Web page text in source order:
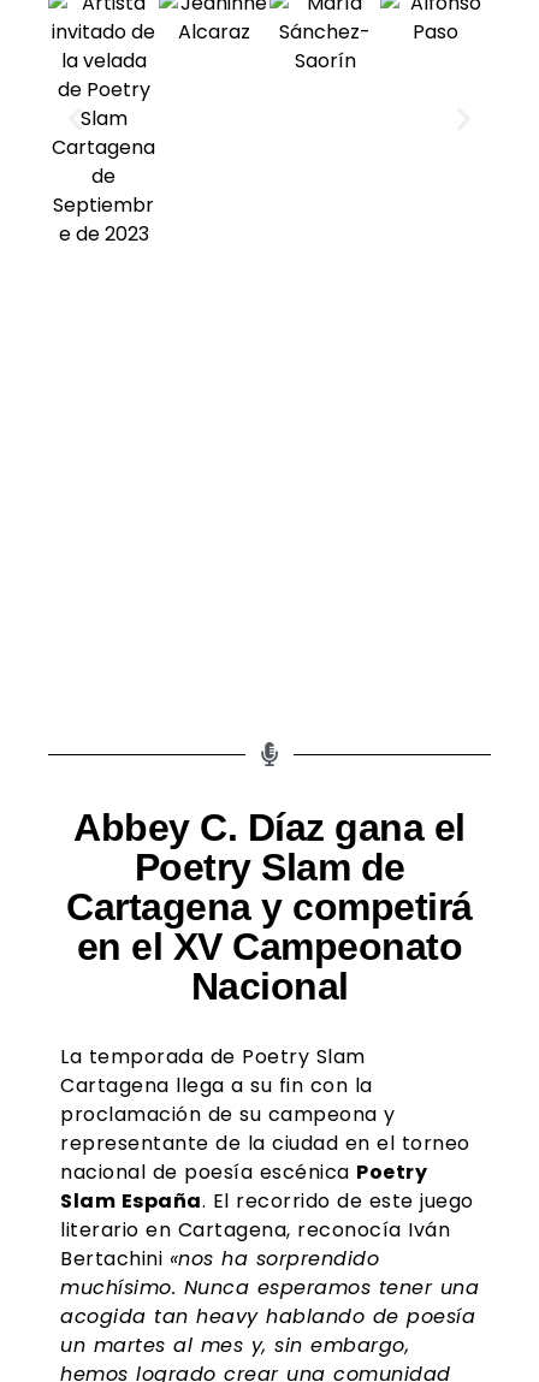
Abbey C. Díaz gana el
Poetry Slam de
Cartagena y competirá
en el XV Campeonato
Nacional
La temporada de Poetry Slam
Cartagena llega a su fin con la
proclamación de su campeona y
representante de la ciudad en el torneo
nacional de poesía escénica Poetry
Slam España. El recorrido de este juego
literario en Cartagena, reconocía Iván
Bertachini «nos ha sorprendido
muchísimo. Nunca esperamos tener una
acogida tan heavy hablando de poesía
un martes al mes y, sin embargo,
hemos logrado crear una comunidad